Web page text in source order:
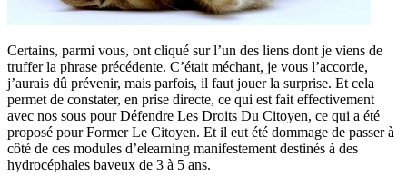
Certains, parmi vous, ont cliqué sur l’un des liens dont je viens de
truffer la phrase précédente. C’était méchant, je vous l’accorde,
j’aurais dû prévenir, mais parfois, il faut jouer la surprise. Et cela
permet de constater, en prise directe, ce qui est fait effectivement
avec nos sous pour Défendre Les Droits Du Citoyen, ce qui a été
proposé pour Former Le Citoyen. Et il eut été dommage de passer à
côté de ces modules d’elearning manifestement destinés à des
hydrocéphales baveux de 3 à 5 ans.